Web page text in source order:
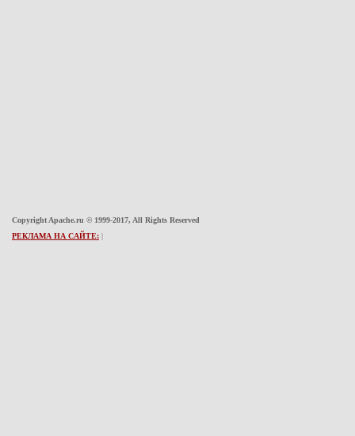
Copyright Apache.ru © 1999-2017, All Rights Reserved
РЕКЛАМА НА САЙТЕ: |